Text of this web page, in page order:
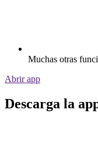
Muchas otras
Abrir app
Descarga la